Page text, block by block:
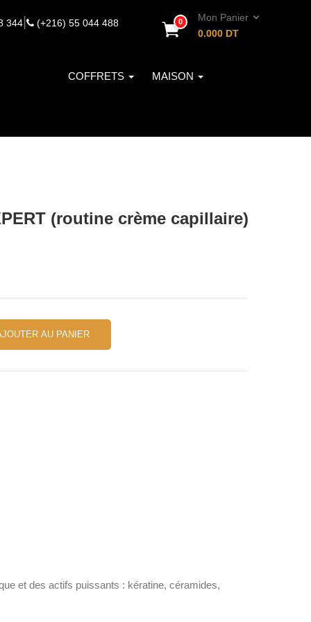
344 (+216) 55 044 488 0
Mon Panier
0.000 DT
COFFRETS MAISON
(routine crème capillaire)
AU PANIER
et des actifs puissants : kératine, céramides,